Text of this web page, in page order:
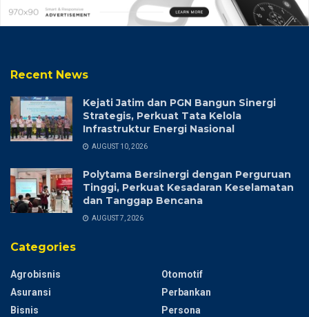
Recent News
Kejati Jatim dan PGN Bangun Sinergi
Strategis, Perkuat Tata Kelola
Infrastruktur Energi Nasional
AUGUST 10, 2026
Polytama Bersinergi dengan Perguruan
Tinggi, Perkuat Kesadaran Keselamatan
dan Tanggap Bencana
AUGUST 7, 2026
Categories
Agrobisnis
Asuransi
Bisnis
Otomotif
Perbankan
Persona